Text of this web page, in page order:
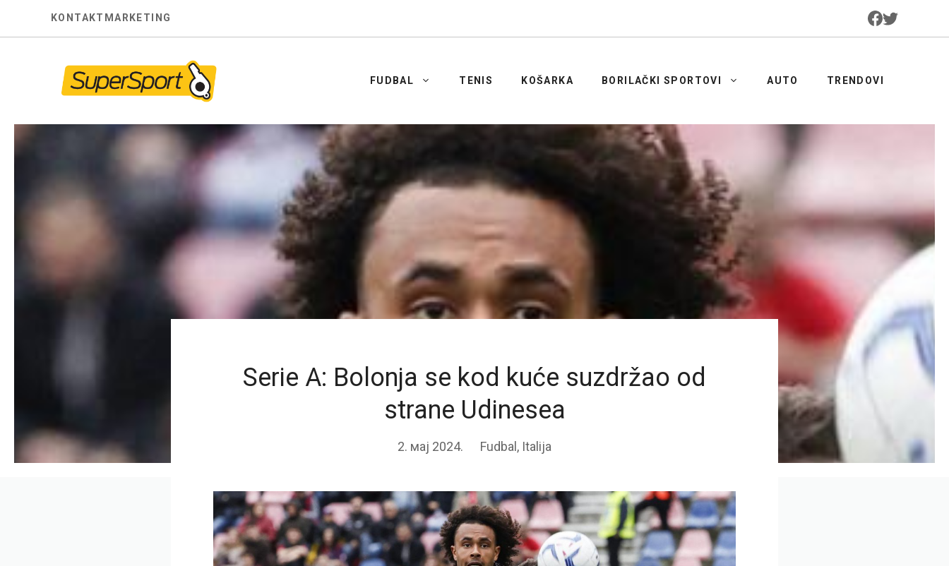
KONTAKT MARKETING
FUDBAL TENIS KOŠARKA BORILAČKI SPORTOVI AUTO TRENDOVI
Serie A: Bolonja se kod kuće suzdržao od
strane Udinesea
2. мај 2024. Fudbal , Italija